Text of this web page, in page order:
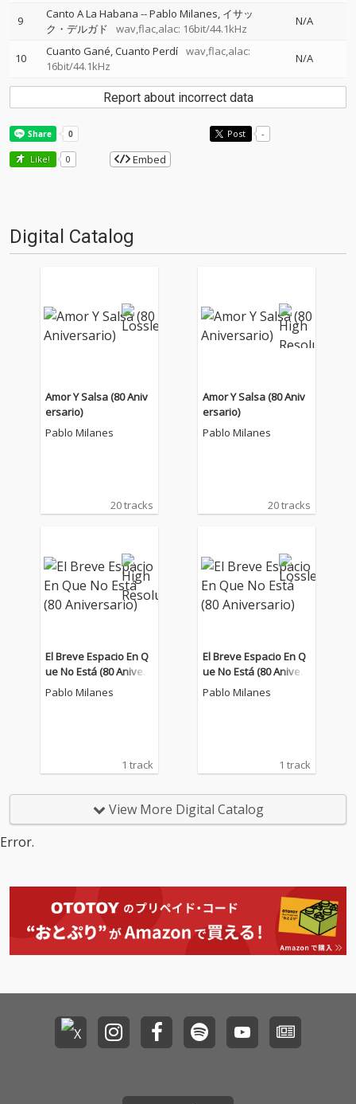
9 Canto A La Habana --Pablo Milanes イサッ
ク・デルガド
wav,flac,alac: 16bit/44.1kHz
N/A
10 Cuanto Gané, Cuanto Perdí wav,flac,alac:
16bit/44.1kHz
N/A
Report about incorrect data
Post -
Like! 0 Embed
Digital Catalog
Amor Y Salsa (80 Aniv
ersario)
Pablo Milanes
20 tracks
Amor Y Salsa (80 Aniv
ersario)
Pablo Milanes
20 tracks
El Breve Espacio En Q
ue No Está (80 Anivers
ario)
Pablo Milanes
1 track
El Breve Espacio En Q
ue No Está (80 Anivers
ario)
Pablo Milanes
1 track
View More Digital Catalog
Error.